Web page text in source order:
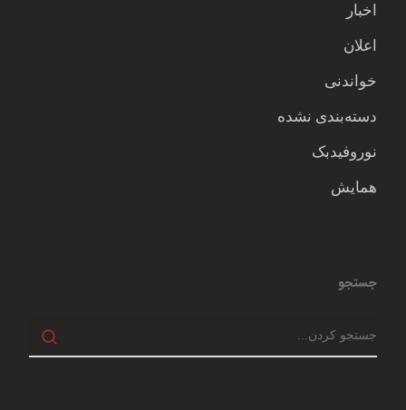
اخبار
اعلان
خواندنی
دسته‌بندی نشده
نوروفیدبک
همایش
جستجو